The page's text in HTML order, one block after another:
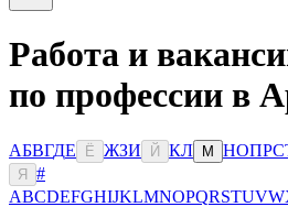
Работа и
по профессии в
АБВГДЕ Ё ЖЗИ Й КЛ М НОПРС
Я
#
ABCDEFGHIJKLMNOPQRSTUVW